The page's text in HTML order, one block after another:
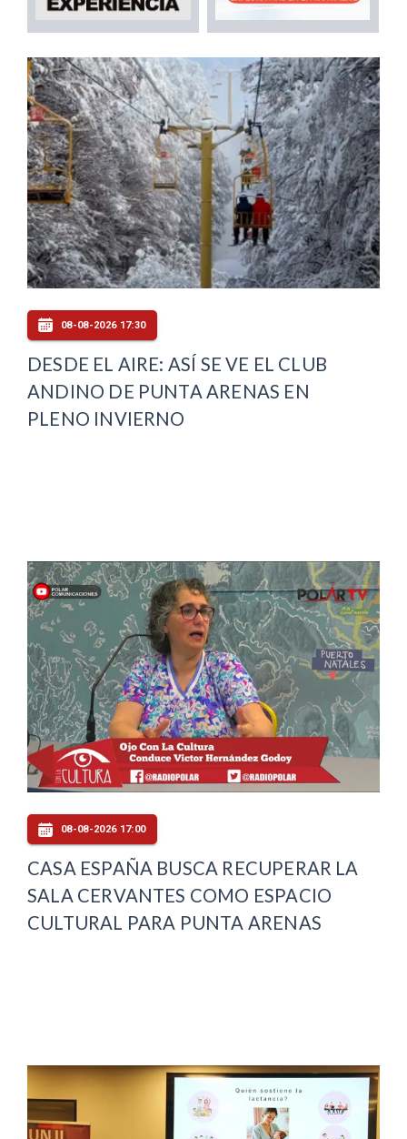
08-08-2026 17:30
DESDE EL AIRE: ASÍ SE VE EL CLUB
ANDINO DE PUNTA ARENAS EN
PLENO INVIERNO
08-08-2026 17:00
CASA ESPAÑA BUSCA RECUPERAR LA
SALA CERVANTES COMO ESPACIO
CULTURAL PARA PUNTA ARENAS